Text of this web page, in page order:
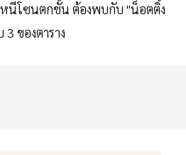
นีโซนตกชั้น ต้องพบกับ "น็อตติ้ง
ของตาราง